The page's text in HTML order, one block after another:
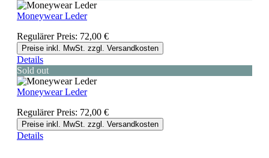
Moneywear Leder
Regulärer Preis: 72,00 €
Preise inkl. MwSt. zzgl. Versandkosten
Details
Sold out
Moneywear Leder
Regulärer Preis: 72,00 €
Preise inkl. MwSt. zzgl. Versandkosten
Details